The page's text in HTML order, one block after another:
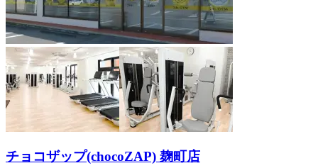
チョコザップ(chocoZAP) 麹町店